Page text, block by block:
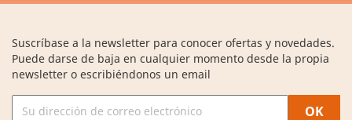
Suscríbase a la newsletter para conocer ofertas y novedades.
Puede darse de baja en cualquier momento desde la propia
newsletter o escribiéndonos un email